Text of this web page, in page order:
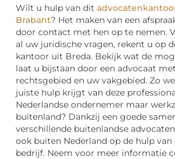
Wilt u hulp van dit
Brabant? Het maken van een
door contact met hen op te nemen.
al uw juridische vragen, rekent u op
kantoor uit Breda. Bekijk wat de
laat u bijstaan door een advocaat
rechtsgebied en uw vakgebied. Zo
juiste hulp krijgt van deze
Nederlandse ondernemer maar
buitenland? Dankzij een goede
verschillende buitenlandse
ook buiten Nederland op de hulp
bedrijf. Neem voor meer informatie